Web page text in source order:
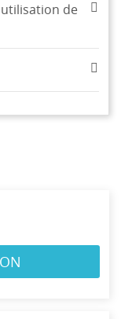
de
nouvelle liste
des produits à